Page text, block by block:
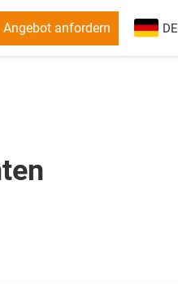
Angebot anfordern DE